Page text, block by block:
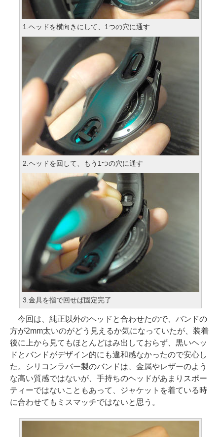
1.ヘッドを横向きにして、1つの穴に通す
2.ヘッドを回して、もう1つの穴に通す
3.金具を指で回せば固定完了
今回は、純正以外のヘッドと合わせたので、バンドの
方が2mm太いのがどう見えるか気になっていたが、装着
後に上から見てもほとんどはみ出しておらず、黒いヘッ
ドとバンドがデザイン的にも違和感なかったので安心し
た。シリコンラバー製のバンドは、金属やレザーのよう
な高い質感ではないが、手持ちのヘッドがあまりスポー
ティーではないこともあって、ジャケットを着ている時
に合わせてもミスマッチではないと思う。